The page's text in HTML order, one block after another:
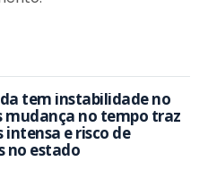
tem instabilidade no
mudança no tempo traz
intensa e risco de
no estado